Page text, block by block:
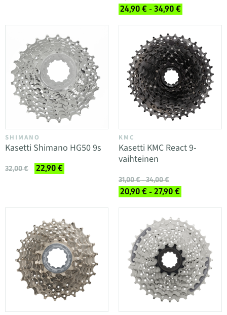
24,90 € - 34,90 €
SHIMANO
Kasetti Shimano HG50 9s
32,00 € 22,90 €
KMC
Kasetti KMC React 9-
vaihteinen
31,00 € - 34,00 €
20,90 € - 27,90 €